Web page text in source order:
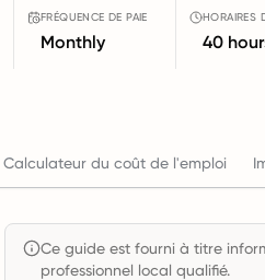
FRÉQUENCE DE PAIE
Monthly
HORAIRES
40
Calculateur du coût de l'emploi
Ce guide est fourni à titre
professionnel local qualifié.